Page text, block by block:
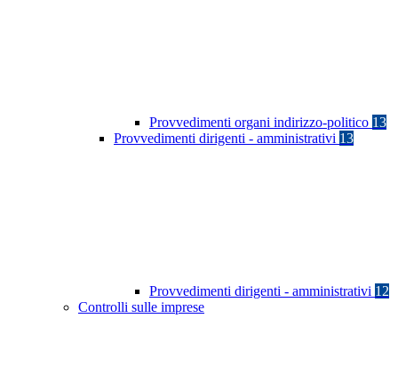
Provvedimenti organi indirizzo-politico 13
Provvedimenti dirigenti - amministrativi 13
Provvedimenti dirigenti - amministrativi 12
Controlli sulle imprese